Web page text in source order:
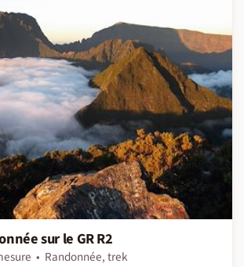
sur le GR R2
Randonnée, trek